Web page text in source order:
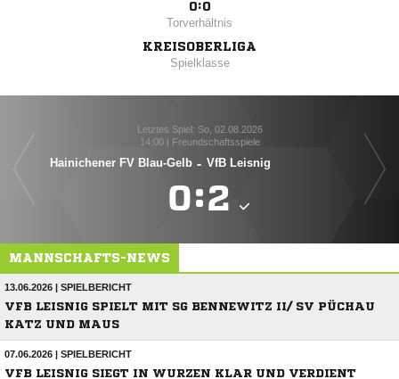
0:0
Torverhältnis
KREISOBERLIGA
Spielklasse
Letztes Spiel: So, 02.08.2026
14:00 | Freundschaftsspiele
Hainichener FV Blau-Gelb - VfB Leisnig
:
MANNSCHAFTS-NEWS
13.06.2026 | SPIELBERICHT
VFB LEISNIG SPIELT MIT SG BENNEWITZ II/ SV PÜCHAU
KATZ UND MAUS
07.06.2026 | SPIELBERICHT
VFB LEISNIG SIEGT IN WURZEN KLAR UND VERDIENT